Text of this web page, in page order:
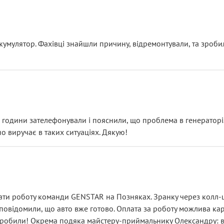
із головним гальмівним циліндром у зборі.
і тоді сервіс наче справив хороше враження. Але
хвилюватися. ( надіюсь новий власник, не застяг в полі))
підірвав.
а “аби швидше і дорожче”. Саме це і псує загальне
Фахівці знайшли причину, відремонтували, та
зателефонували і пояснили, що проблема в
виручає в таких ситуаціях. Дякую!
роботу команди GENSTAR на Позняках. Зранку через колл-
що авто вже готово. Оплата за роботу можлива
Окрема подяка майстеру-приймальнику Олександру: